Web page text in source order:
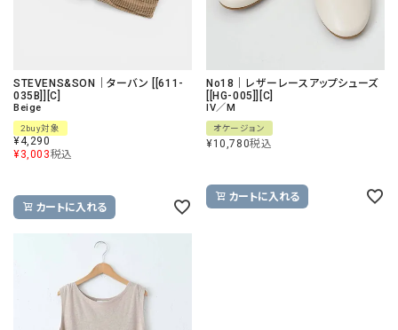
STEVENS&SON｜ターバン [[611-
035B]][C]
Beige
2buy対象
¥4,290
¥3,003税込
カートに入れる
No18｜レザーレースアップシューズ
[[HG-005]][C]
IV／M
オケージョン
¥10,780税込
カートに入れる